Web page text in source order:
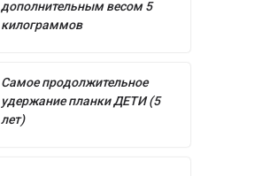
дополнительным весом 5
килограммов
Самое продолжительное
удержание планки ДЕТИ (5
лет)